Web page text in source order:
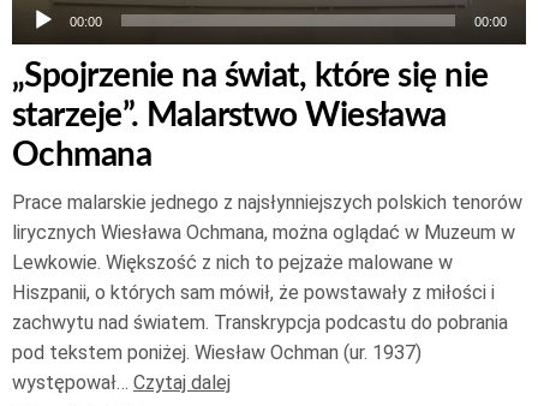
00:00 00:00
„Spojrzenie na świat, które się nie
starzeje”. Malarstwo Wiesława
Ochmana
Prace malarskie jednego z najsłynniejszych polskich tenorów
lirycznych Wiesława Ochmana, można oglądać w Muzeum w
Lewkowie. Większość z nich to pejzaże malowane w
Hiszpanii, o których sam mówił, że powstawały z miłości i
zachwytu nad światem. Transkrypcja podcastu do pobrania
pod tekstem poniżej. Wiesław Ochman (ur. 1937)
występował… Czytaj dalej